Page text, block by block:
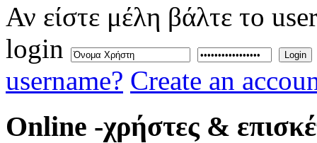
Αν είστε μέλη βάλτε το
login
Login
username? Create an
Online -χρήστες &